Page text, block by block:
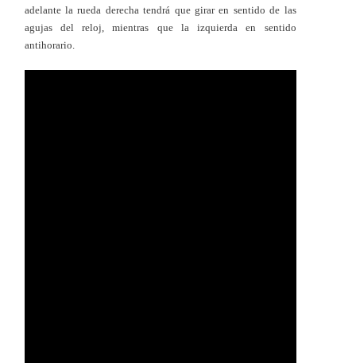
adelante la rueda derecha tendrá que girar en sentido de las
agujas del reloj, mientras que la izquierda en sentido
antihorario.